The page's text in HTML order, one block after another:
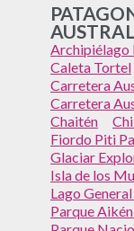
AUSTRAL
Archipiélago
Caleta Tortel
Carretera
Carretera
Chaitén
Fiordo Piti
Glaciar
Isla de los
Lago
Parque